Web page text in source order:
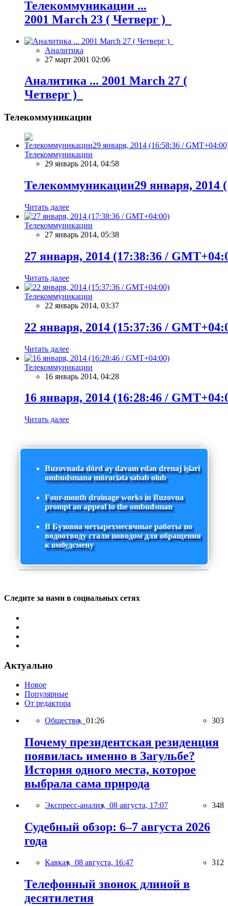
Телекоммуникации ...
2001 March 23 ( Четверг )
Аналитика
27 март 2001 02:06
Аналитика ... 2001 March 27 (
Четверг )
Телекоммуникации
Телекоммуникации
29 январь 2014, 04:58
Телекоммуникации29 января, 2014
Читать далее
Телекоммуникации
27 январь 2014, 05:38
27 января, 2014 (17:38:36 /
Читать далее
Телекоммуникации
22 январь 2014, 03:37
22 января, 2014 (15:37:36 /
Читать далее
Телекоммуникации
16 январь 2014, 04:28
16 января, 2014 (16:28:46 /
Читать далее
Buzovnada dörd ay davam edən drenaj işləri
ombudsmana müraciətə səbəb olub
Four-month drainage works in Buzovna
prompt an appeal to the ombudsman
В Бузовна четырехмесячные работы по
водоотводу стали поводом для обращения
к омбудсмену
Следите за нами в социальных сетях
Актуально
Новое
Популярные
От редактора
Общество, 01:26 303
Почему президентская резиденция
появилась именно в Загульбе?
История одного места, которое
выбрала сама природа
Экспресс-анализ, 08 августа, 17:07 348
Судебный обзор: 6–7 августа 2026
года
Кавказ, 08 августа, 16:47 312
Телефонный звонок длиной в
десятилетия